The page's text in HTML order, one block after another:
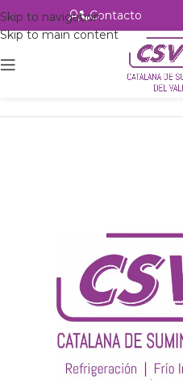
Skip to navigation
Skip to main content
Contacto
Intercambio